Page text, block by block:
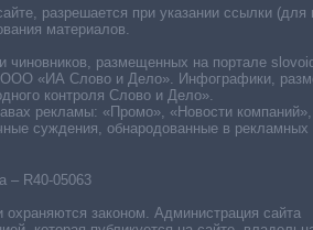
– R40-05063
законом. Администрация сайта
разрешается при указании ссылки
материалов.
размещенных на портале
«ИА Слово и Дело». Инфографики,
контроля Слово и Дело».
рекламы: «Промо», «Новости
суждения, обнародованные в